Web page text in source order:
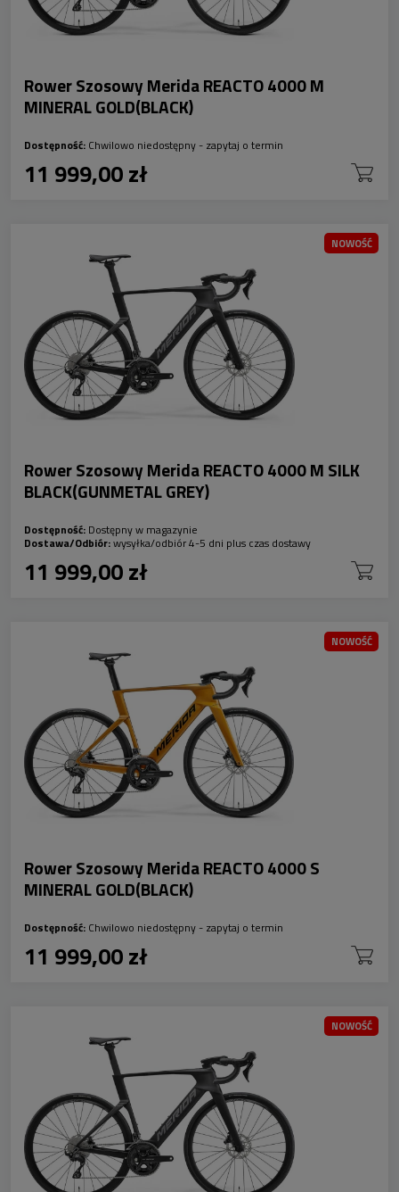
Rower Szosowy Merida REACTO 4000 M
MINERAL GOLD(BLACK)
Dostępność: Chwilowo niedostępny - zapytaj o termin
11 999,00 zł
Rower Szosowy Merida REACTO 4000 M SILK
BLACK(GUNMETAL GREY)
Dostępność: Dostępny w magazynie
Dostawa/Odbiór:wysyłka/odbiór 4-5 dni plus czas dostawy
11 999,00 zł
NOWOŚĆ
Rower Szosowy Merida REACTO 4000 S
MINERAL GOLD(BLACK)
Dostępność: Chwilowo niedostępny - zapytaj o termin
11 999,00 zł
NOWOŚĆ
NOWOŚĆ